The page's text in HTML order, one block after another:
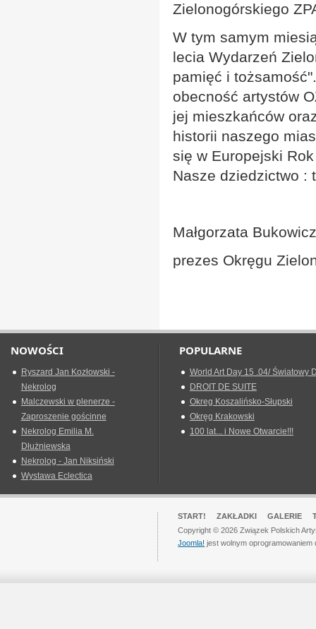
Zielonogórskiego
W tym samym
lecia Wydarzeń
pamięć i
obecność artystów
jej mieszkańców
historii naszego
się w Europejski
Nasze dziedzictwo :
Małgorzata Bukowicz
prezes Okręgu
NOWOŚCI
Ryszard Jan Kozłowski -
Nekrolog
Malczewski w plenerze -
Zaproszenie gościnne
Nekrolog Emilia M.
Dłużniewska
Nekrolog - Jan Niksiński
Wystawa Eclectica
POPULARNE
World Art Day 15 .04/ Światowy
DROIT DE SUITE
Okreg Koszalińsko-Słupski
Okręg Krakowski
100 lat... i Nowe Otwarcie!!!
START! ZAKŁADKI GALERIE
Copyright © 2026 Związek Polskich
Joomla! jest wolnym